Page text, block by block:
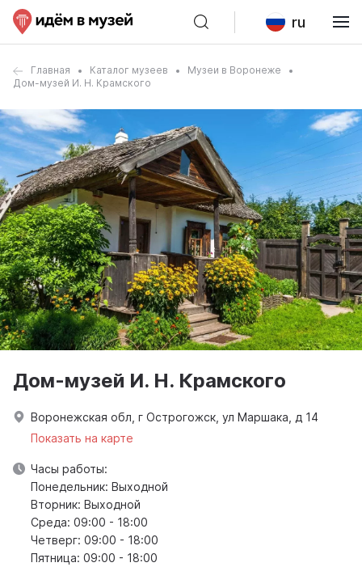
ru
Главная Каталог музеев
Музеи в Воронеже
Дом-музей И. Н. Крамского
Дом-музей И. Н. Крамского
Воронежская обл, г Острогожск, ул Маршака, д 14
Показать на карте
Часы работы:
Понедельник: Выходной
Вторник: Выходной
Среда: 09:00 - 18:00
Четверг: 09:00 - 18:00
Пятница: 09:00 - 18:00